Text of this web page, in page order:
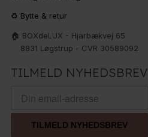
♻️ Bytte & retur
🏠 BOXdeLUX - Hjarbækvej 65
8831 Løgstrup - CVR 30589092
TILMELD NYHEDSBREV
TILMELD NYHEDSBREV